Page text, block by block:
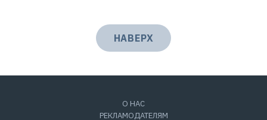
НАВЕРХ
О НАС
РЕКЛАМОДАТЕЛЯМ